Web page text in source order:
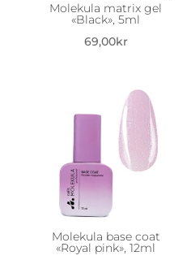
Molekula matrix gel
«Black», 5ml
69,00kr
Molekula base coat
«Royal pink», 12ml